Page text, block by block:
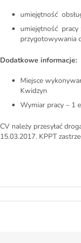
umiejętność
umiejętność pracy
przygotowywania
Dodatkowe informacje:
Miejsce
Kwidzyn
Wymiar pracy – 1
CV należy przesyłać
15.03.2017. KPPT